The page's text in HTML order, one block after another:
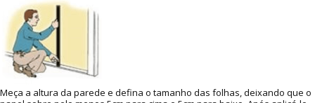
Meça a altura da parede e defina o tamanho das folhas, deixando que o